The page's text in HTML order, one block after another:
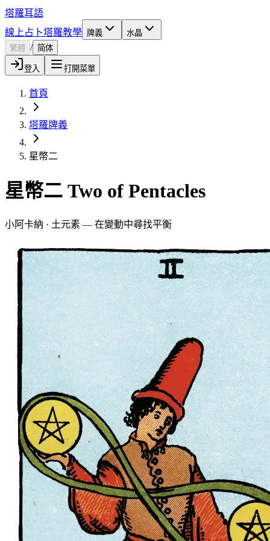
塔羅耳語
線上占卜塔羅教學 牌義
水晶
繁體 / 简体
登入 打開菜單
首頁
塔羅牌義
星幣二
星幣二 Two of Pentacles
小阿卡納 · 土元素 — 在變動中尋找平衡